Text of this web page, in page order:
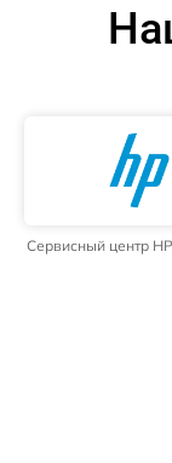
Сервисный центр